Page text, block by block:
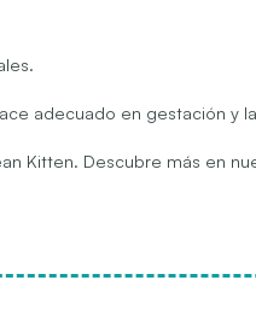
adecuado en gestación y
Kitten. Descubre más en